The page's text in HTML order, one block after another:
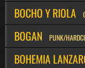
BOCHO Y RIOLA
BOGAN PUNK/
BOHEMIA